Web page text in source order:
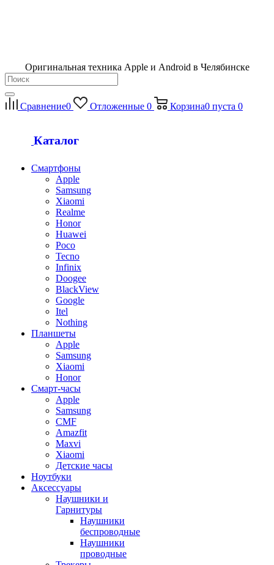
Оригинальная техника Apple и Android в Челябинске
Сравнение0 Отложенные 0 Корзина0 пуста 0
Каталог
Смартфоны
Apple
Samsung
Xiaomi
Realme
Honor
Huawei
Poco
Tecno
Infinix
Doogee
BlackView
Google
Itel
Nothing
Планшеты
Apple
Samsung
Xiaomi
Honor
Смарт-часы
Apple
Samsung
CMF
Amazfit
Maxvi
Xiaomi
Детские часы
Ноутбуки
Аксессуары
Наушники и
Гарнитуры
Наушники
беспроводные
Наушники
проводные